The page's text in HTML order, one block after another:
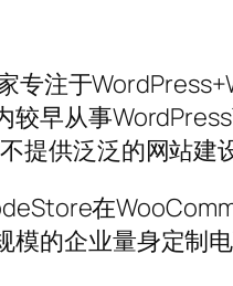
专注于
较早从事
提供泛泛的网站
在
的企业量身定制电